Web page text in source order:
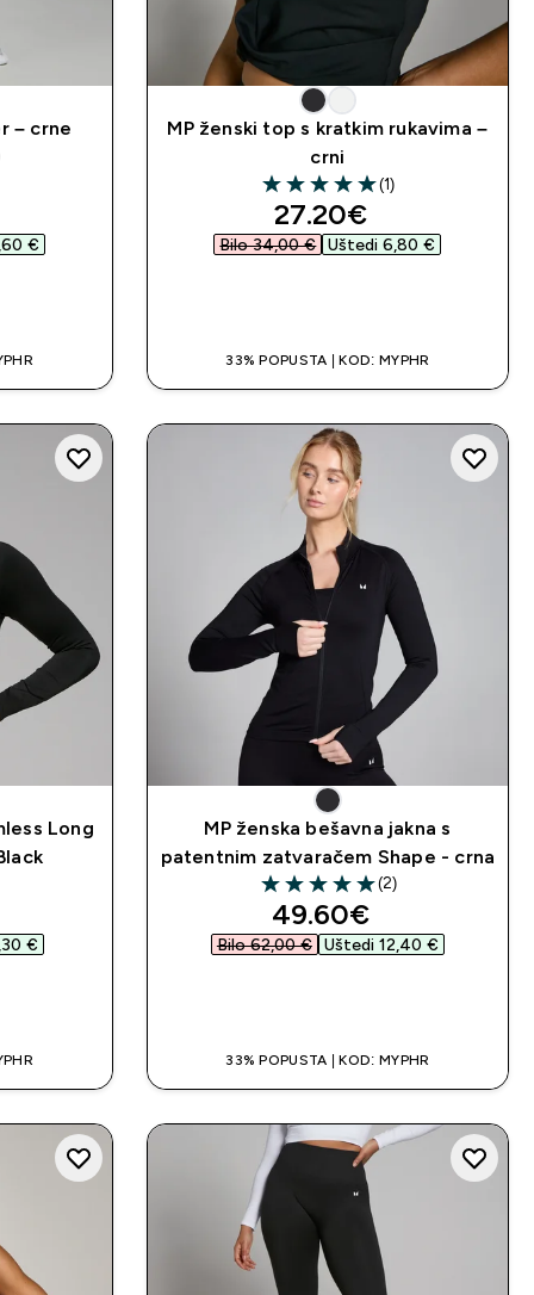
– crne
price
€‎
MP ženski top s kratkim rukavima –
crni
5 out of 5 stars
(1)
discounted price
27.20€‎
Bilo 34,00 €‎ Uštedi 6,80 €‎
33% POPUSTA | KOD: MYPHR
Long
price
€‎
MP ženska bešavna jakna s
patentnim zatvaračem Shape - crna
5 out of 5 stars
(2)
discounted price
49.60€‎
Bilo 62,00 €‎ Uštedi 12,40 €‎
33% POPUSTA | KOD: MYPHR